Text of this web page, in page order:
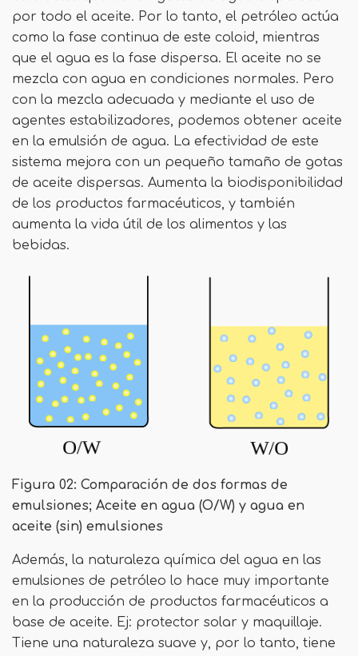
por todo el aceite. Por lo tanto, el petróleo actúa
como la fase continua de este coloid, mientras
que el agua es la fase dispersa. El aceite no se
mezcla con agua en condiciones normales. Pero
con la mezcla adecuada y mediante el uso de
agentes estabilizadores, podemos obtener aceite
en la emulsión de agua. La efectividad de este
sistema mejora con un pequeño tamaño de gotas
de aceite dispersas. Aumenta la biodisponibilidad
de los productos farmacéuticos, y también
aumenta la vida útil de los alimentos y las
bebidas.
Figura 02: Comparación de dos formas de
emulsiones; Aceite en agua (O/W) y agua en
aceite (sin) emulsiones
Además, la naturaleza química del agua en las
emulsiones de petróleo lo hace muy importante
en la producción de productos farmacéuticos a
base de aceite. Ej: protector solar y maquillaje.
Tiene una naturaleza suave y, por lo tanto, tiene